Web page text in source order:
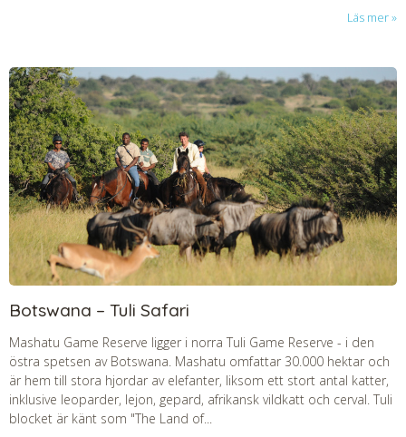
Läs mer
Botswana – Tuli Safari
Mashatu Game Reserve ligger i norra Tuli Game Reserve - i den
östra spetsen av Botswana. Mashatu omfattar 30.000 hektar och
är hem till stora hjordar av elefanter, liksom ett stort antal katter,
inklusive leoparder, lejon, gepard, afrikansk vildkatt och cerval. Tuli
blocket är känt som "The Land of...